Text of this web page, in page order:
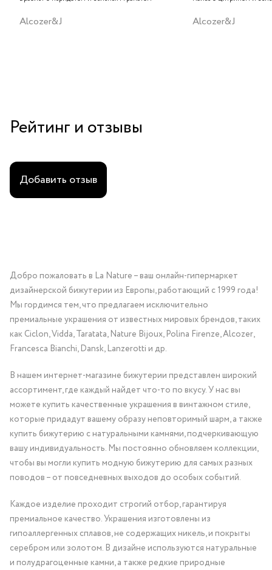
Alcozer&J Alcozer&J
Рейтинг и отзывы
Добавить отзыв
Добро пожаловать в La Nature – ваш онлайн-гипермаркет
дизайнерской бижутерии из Европы, работающий с 1999 года!
Мы гордимся тем, что предлагаем исключительно
премиальные украшения от известных мировых брендов, таких
как Ciclon, Vidda, Taratata, Nature Bijoux, Polina Firenze, Alcozer,
Francesca Bianchi, Dansk, Lanzerotti и др.
В нашем интернет-магазине бижутерии представлен широкий
ассортимент, где каждый найдет что-то по вкусу. У нас вы
можете купить качественные украшения в винтажном стиле,
которые придадут вашему образу неповторимый шарм, а также
купить бижутерию с натуральными камнями, подчеркивающую
вашу индивидуальность. Мы постоянно обновляем коллекции,
чтобы вы могли купить модную бижутерию для самых разных
поводов – от повседневных выходов до особых событий.
Каждое изделие проходит строгий отбор, гарантируя
премиальное качество. Украшения изготовлены из
гипоаллергенных сплавов, не содержащих никель, и покрыты
серебром или золотом. В дизайне используются натуральные
и полудрагоценные камни, а также редкие природные